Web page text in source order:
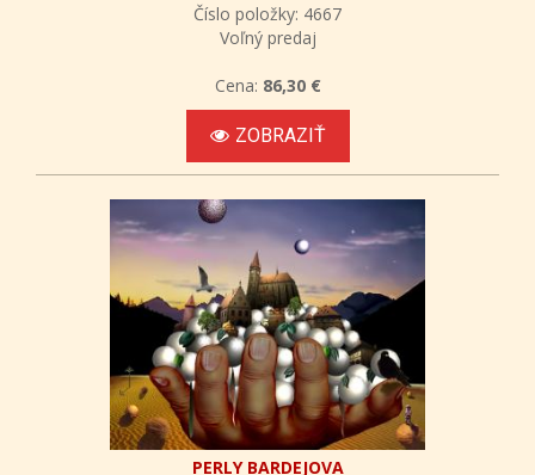
Číslo položky: 4667
Voľný predaj
Cena: 86,30 €
ZOBRAZIŤ
PERLY BARDEJOVA